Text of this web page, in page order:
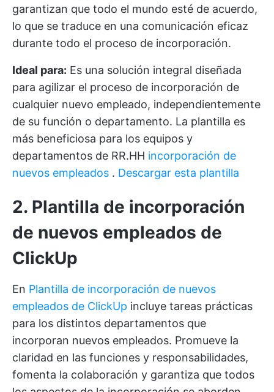
garantizan que todo el mundo esté de acuerdo,
lo que se traduce en una comunicación eficaz
durante todo el proceso de incorporación.
Ideal para: Es una solución integral diseñada
para agilizar el proceso de incorporación de
cualquier nuevo empleado, independientemente
de su función o departamento. La plantilla es
más beneficiosa para los equipos y
departamentos de RR.HH incorporación de
nuevos empleados . Descargar esta plantilla
2. Plantilla de incorporación
de nuevos empleados de
ClickUp
En Plantilla de incorporación de nuevos
empleados de ClickUp incluye tareas prácticas
para los distintos departamentos que
incorporan nuevos empleados. Promueve la
claridad en las funciones y responsabilidades,
fomenta la colaboración y garantiza que todos